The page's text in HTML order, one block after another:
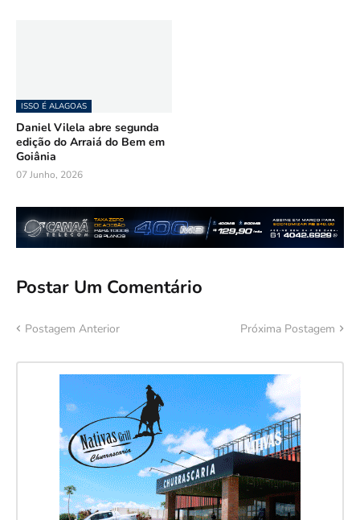
ISSO É ALAGOAS
Daniel Vilela abre segunda
edição do Arraiá do Bem em
Goiânia
07 Junho, 2026
Postar Um Comentário
Postagem Anterior Próxima Postagem